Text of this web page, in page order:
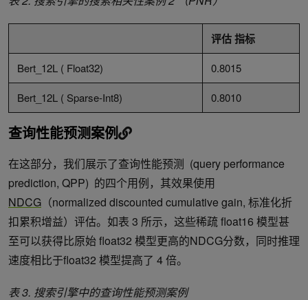
评估指标
Bert_12L ( Float32) 0.8015
Bert_12L ( Sparse-Int8) 0.8010
查询性能预测案例
在这部分，我们展示了查询性能预测 (query performance
prediction, QPP) 的四个用例，其效果使用
NDCG （normalized discounted cumulative gain, 标准化折
扣累积增益）评估。如表 3 所示，这些稀疏 float16 模型甚
至可以获得比原始 float32 模型更高的NDCG分数，同时推理
速度相比于float32 模型提高了 4 倍。
表3. 搜索引擎中的查询性能预测案例